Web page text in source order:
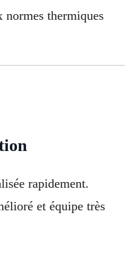
normes thermiques
rapidement.
et équipe très